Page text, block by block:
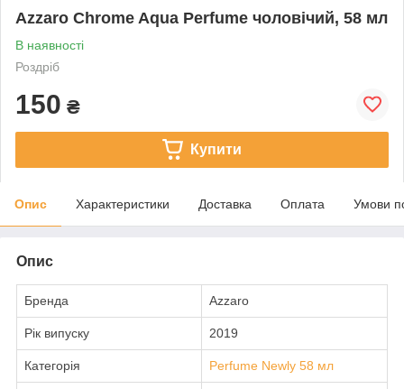
Azzaro Chrome Aqua Perfume чоловічий, 58 мл
В наявності
Роздріб
150 ₴
Купити
Опис Характеристики Доставка Оплата Умови
Опис
Бренда Azzaro
Рік випуску 2019
Категорія Perfume Newly 58 мл